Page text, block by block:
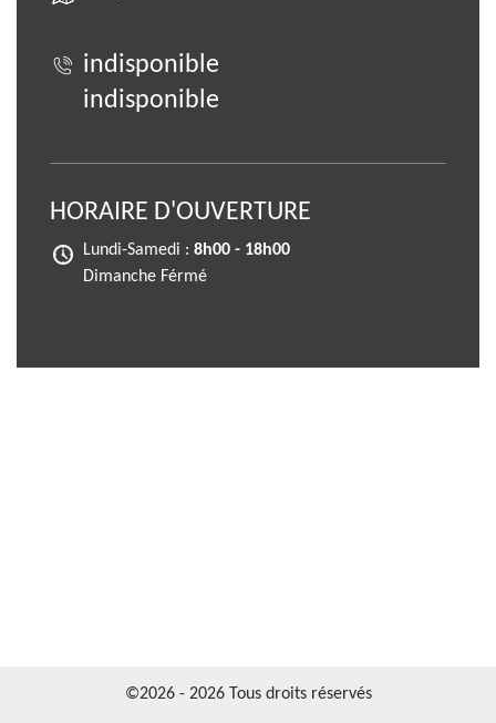
indisponible
indisponible
HORAIRE D'OUVERTURE
Lundi-Samedi : 8h00 - 18h00
Dimanche Férmé
©2026 - 2026 Tous droits réservés